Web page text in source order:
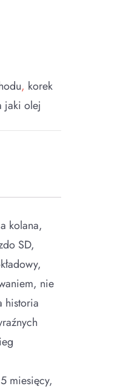
, korek
jaki olej
kolana,
SD,
nie
historia
miesięcy,